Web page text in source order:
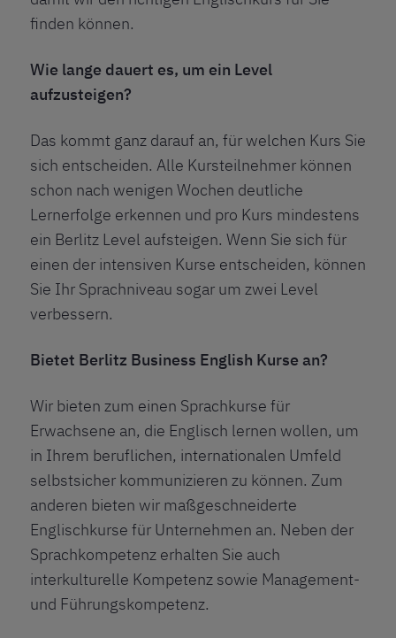
finden können.
Wie lange dauert es, um ein Level
aufzusteigen?
Das kommt ganz darauf an, für welchen Kurs Sie
sich entscheiden. Alle Kursteilnehmer können
schon nach wenigen Wochen deutliche
Lernerfolge erkennen und pro Kurs mindestens
ein Berlitz Level aufsteigen. Wenn Sie sich für
einen der intensiven Kurse entscheiden, können
Sie Ihr Sprachniveau sogar um zwei Level
verbessern.
Bietet Berlitz Business English Kurse an?
Wir bieten zum einen Sprachkurse für
Erwachsene an, die Englisch lernen wollen, um
in Ihrem beruflichen, internationalen Umfeld
selbstsicher kommunizieren zu können. Zum
anderen bieten wir maßgeschneiderte
Englischkurse für Unternehmen an. Neben der
Sprachkompetenz erhalten Sie auch
interkulturelle Kompetenz sowie Management-
und Führungskompetenz.